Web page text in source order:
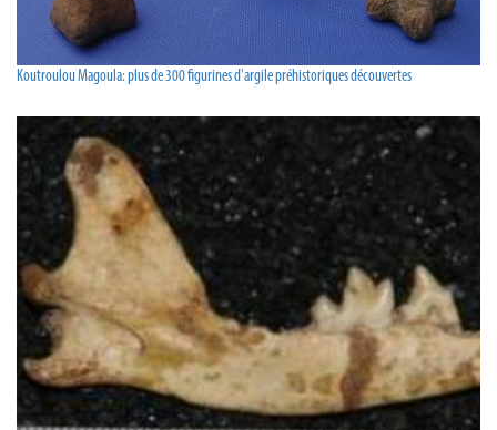
Koutroulou Magoula: plus de 300 figurines d'argile préhistoriques découvertes